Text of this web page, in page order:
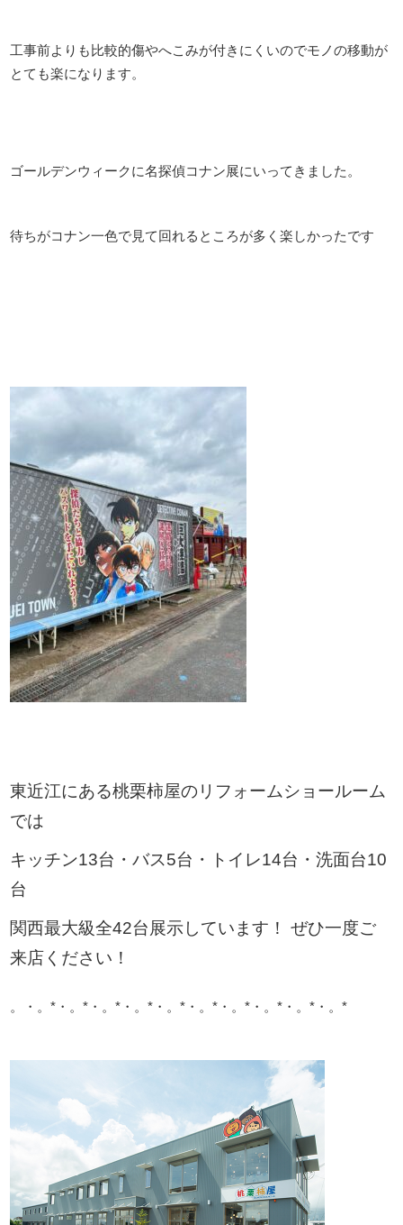
工事前よりも比較的傷やへこみが付きにくいのでモノの移動が
とても楽になります。
ゴールデンウィークに名探偵コナン展にいってきました。
待ちがコナン一色で見て回れるところが多く楽しかったです
東近江にある桃栗柿屋のリフォームショールーム
では
キッチン13台・バス5台・トイレ14台・洗面台10
台
関西最大級全42台展示しています！ ぜひ一度ご
来店ください！
。・。*・。*・。*・。*・。*・。*・。*・。*・。*・。*